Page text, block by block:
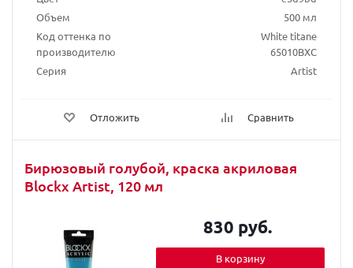
Объем
500 мл
Код оттенка по
производителю
White titane
65010BXC
Серия
Artist
Отложить Сравнить
Бирюзовый голубой, краска акриловая
Blockx Artist, 120 мл
830 руб.
В корзину